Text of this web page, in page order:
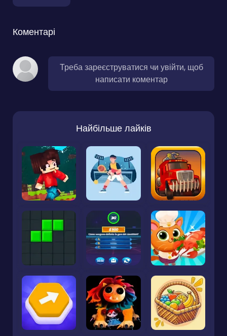
Коментарі
Треба зареєструватися чи увійти, щоб
написати коментар
Найбільше лайків